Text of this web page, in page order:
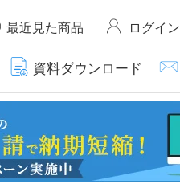
最近見た商品 ログイン
資料ダウンロード